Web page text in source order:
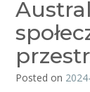
Posted on